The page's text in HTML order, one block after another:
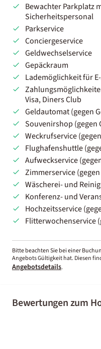
Bewachter Parkplatz
Sicherheitspersonal
Parkservice
Conciergeservice
Geldwechselservice
Gepäckraum
Lademöglichkeit für
Visa, Diners Club
Geldautomat (gegen
Souvenirshop (gegen
Weckrufservice
Flughafenshuttle
Aufweckservice
Zimmerservice
Wäscherei- und
Konferenz- und
Hochzeitsservice
Flitterwochenservice
Bitte beachten Sie bei einer
Angebots Gültigkeit hat. Diesen
Angebotsdetails.
Bewertungen zum